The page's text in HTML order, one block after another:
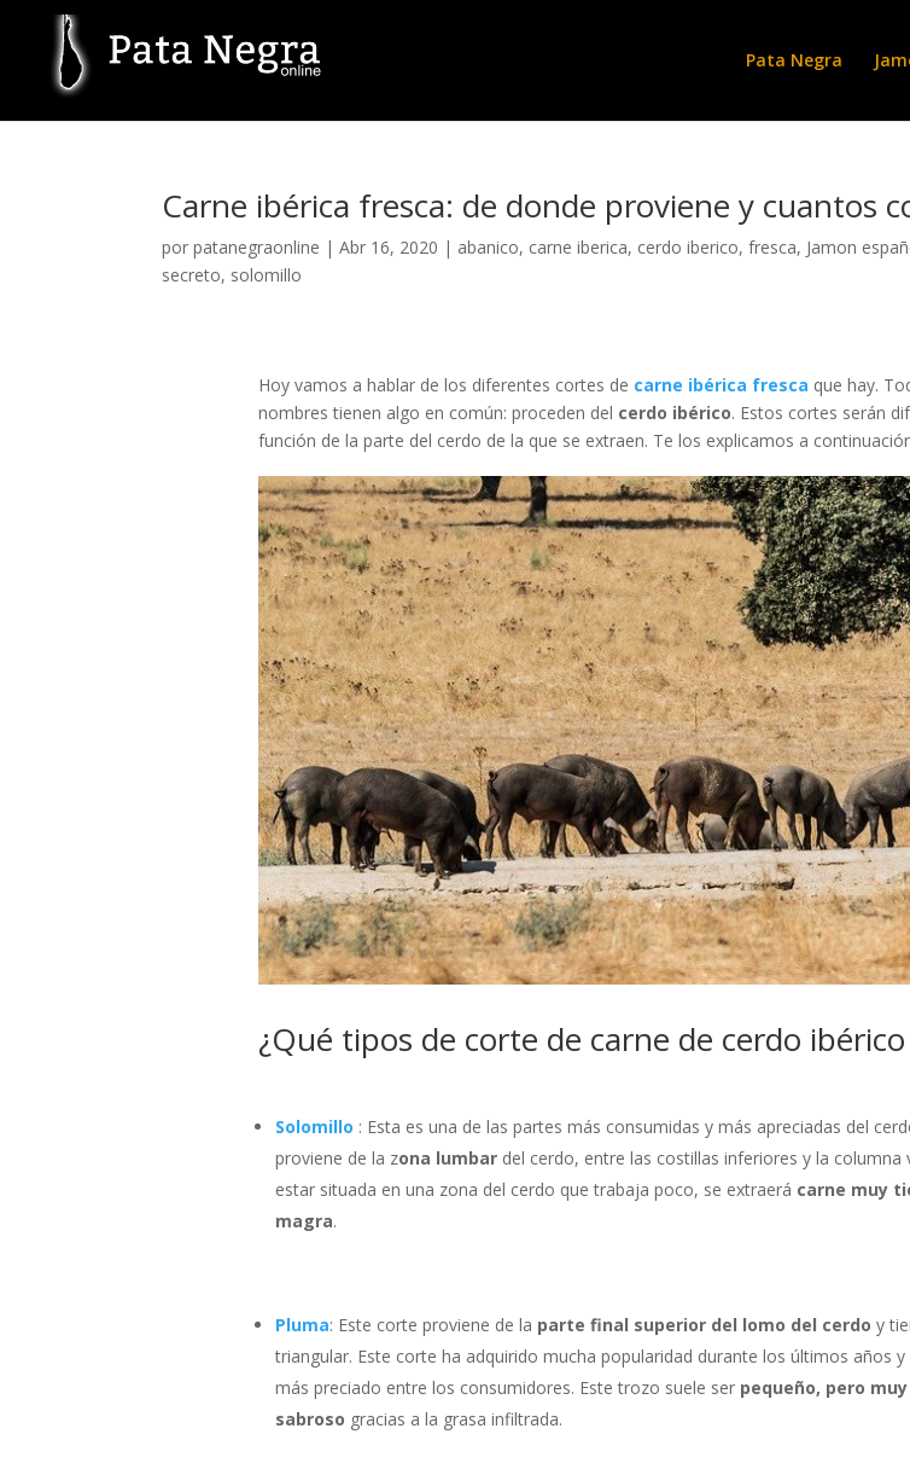
Pata Negra
Carne ibérica fresca: de donde proviene y cuantos
porpatanegraonline |Abr 16, 2020 | abanico, carne iberica, cerdo iberico,fresca, Jamon
secreto, solomillo
Hoy vamos a hablar de los diferentes cortes de carne ibérica fresca que hay.
nombres tienen algo en común: proceden del cerdo ibérico. Estos cortes serán
función de la parte del cerdo de la que se extraen. Te los explicamos a
¿Qué tipos de corte de carne de cerdo
Solomillo : Esta es una de las partes más consumidas y más apreciadas del
proviene de la zona lumbardel cerdo, entre las costillas inferiores y la columna
estar situada en una zona del cerdo quetrabaja poco, se extraerá carne muy
magra.
Pluma: Este corte proviene de la parte final superior del lomo del cerdo y
triangular. Este corte ha adquirido mucha popularidad durante los últimos años y
más preciado entre los consumidores. Este trozo suele ser pequeño, pero
sabroso gracias a la grasa infiltrada.